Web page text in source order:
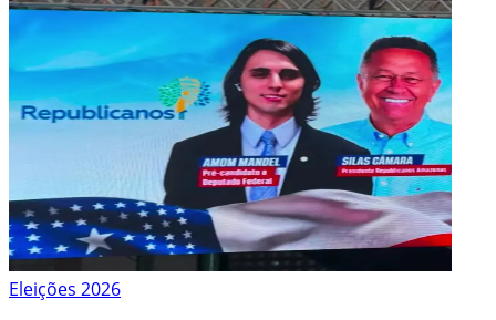
Eleições 2026